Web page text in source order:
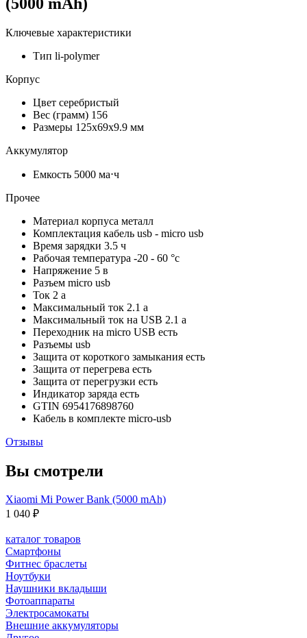
Ключевые характеристики
Тип li-polymer
Корпус
Цвет серебристый
Вес (грамм) 156
Размеры 125x69x9.9 мм
Аккумулятор
Емкость 5000 ма⋅ч
Прочее
Материал корпуса металл
Комплектация кабель usb - micro usb
Время зарядки 3.5 ч
Рабочая температура -20 - 60 °c
Напряжение 5 в
Разъем micro usb
Ток 2 а
Максимальный ток 2.1 а
Максимальный ток на USB 2.1 а
Переходник на micro USB есть
Разъемы usb
Защита от короткого замыкания есть
Защита от перегрева есть
Защита от перегрузки есть
Индикатор заряда есть
GTIN 6954176898760
Кабель в комплекте micro-usb
Отзывы
Вы смотрели
Xiaomi Mi Power Bank (5000 mAh)
1 040 ₽
каталог товаров
Смартфоны
Фитнес браслеты
Ноутбуки
Наушники вкладыши
Фотоаппараты
Электросамокаты
Внешние аккумуляторы